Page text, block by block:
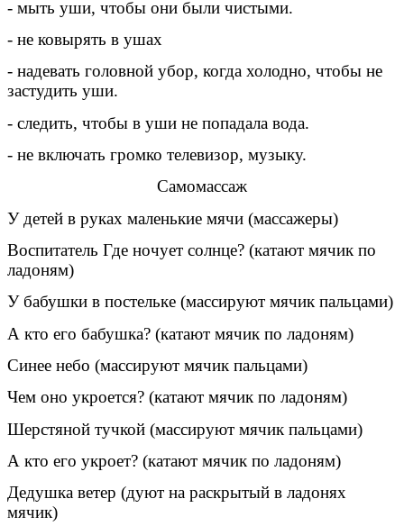
- мыть уши, чтобы они были чистыми.
- не ковырять в ушах
- надевать головной убор, когда холодно, чтобы не
застудить уши.
- следить, чтобы в уши не попадала вода.
- не включать громко телевизор, музыку.
Самомассаж
У детей в руках маленькие мячи (массажеры)
Воспитатель Где ночует солнце? (катают мячик по
ладоням)
У бабушки в постельке (массируют мячик пальцами)
А кто его бабушка? (катают мячик по ладоням)
Синее небо (массируют мячик пальцами)
Чем оно укроется? (катают мячик по ладоням)
Шерстяной тучкой (массируют мячик пальцами)
А кто его укроет? (катают мячик по ладоням)
Дедушка ветер (дуют на раскрытый в ладонях
мячик)